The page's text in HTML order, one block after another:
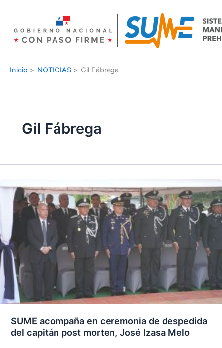
contenido
Inicio NOTICIAS Gil Fábrega
Gil Fábrega
SUME acompaña en ceremonia de despedida
del capitán post morten, José Izasa Melo